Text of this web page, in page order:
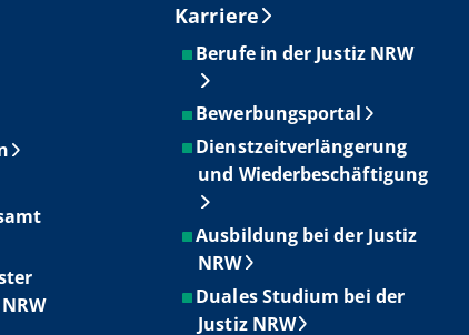
Karriere
Berufe in der Justiz NRW
Bewerbungsportal
Dienstzeitverlängerung
und Wiederbeschäftigung
Ausbildung bei der Justiz
NRW
Duales Studium bei der
Justiz NRW